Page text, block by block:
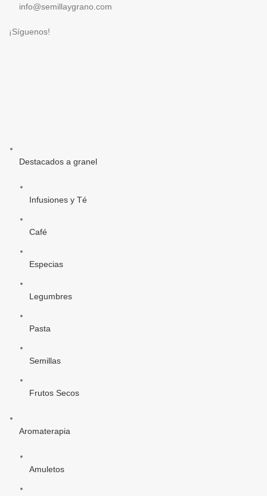
info@semillaygrano.com
¡Síguenos!
Destacados a granel
Infusiones y Té
Café
Especias
Legumbres
Pasta
Semillas
Frutos Secos
Aromaterapia
Amuletos